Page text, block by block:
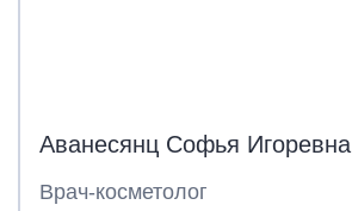
Аванесянц Софья Игоревна
Врач-косметолог